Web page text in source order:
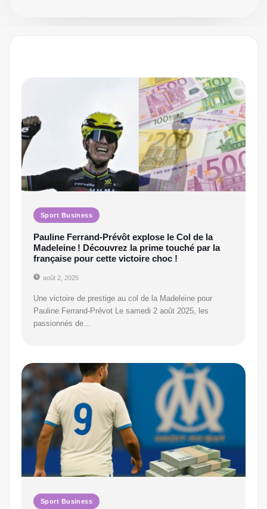
Sport Business
Pauline Ferrand‑Prévôt explose le Col de la
Madeleine ! Découvrez la prime touché par la
française pour cette victoire choc !
août 2, 2025
Une victoire de prestige au col de la Madeleine pour
Pauline Ferrand-Prévot Le samedi 2 août 2025, les
passionnés de...
Sport Business